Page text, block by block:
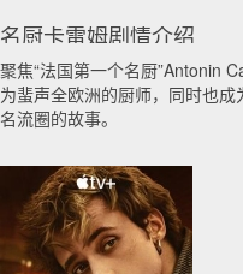
名厨卡雷姆剧情介绍
聚焦“法国第一个名厨”Antonin
为蜚声全欧洲的厨师，同时也
名流圈的故事。